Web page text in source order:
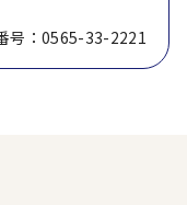
号：0565-33-2221